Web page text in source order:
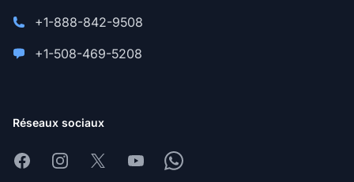
+1-888-842-9508
+1-508-469-5208
Réseaux sociaux
FacebookInstagram
X YoutubeWhatsapp